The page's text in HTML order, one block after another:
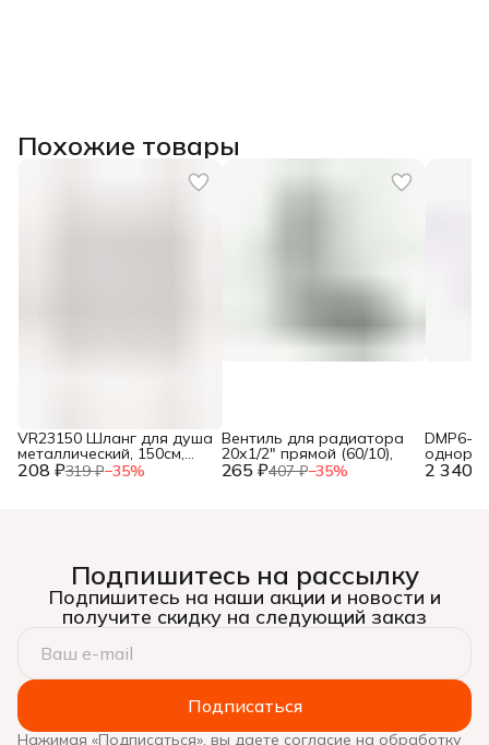
Похожие товары
208 ₽319 ₽−35%
VR23150 Шланг для душа
металлический, 150см,
упак. блистер ТМ "VIEIR" 265 ₽407 ₽−35%
Вентиль для радиатора
20х1/2" прямой (60/10),
2 340 ₽
DMP6-
ванны
Подпишитесь на рассылку
Подпишитесь на наши акции и новости и
получите скидку на следующий заказ
Подписаться
Нажимая «Подписаться», вы даете согласие на обработку